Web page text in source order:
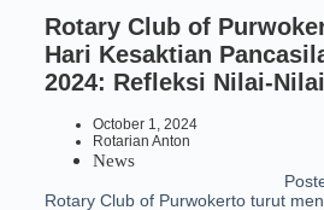
Rotary Club of
Hari Kesaktian
2024: Refleksi Nilai-
October 1, 2024
Rotarian Anton
News
Rotary Club of Purwokerto turut